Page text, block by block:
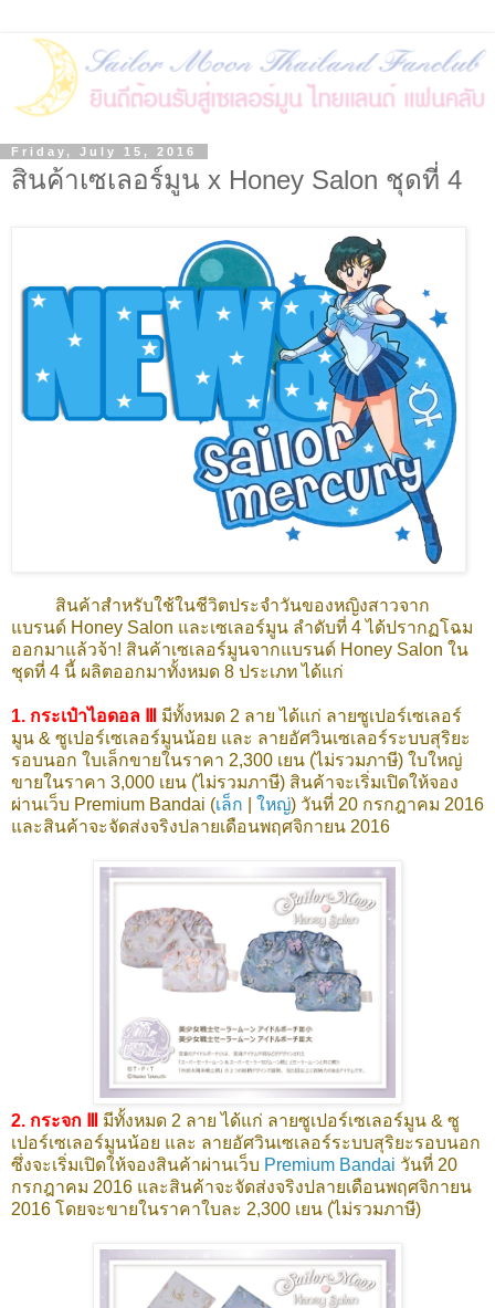
Friday, July 15, 2016
สินค้าเซเลอร์มูน x Honey Salon ชุดที่ 4
สินค้าสำหรับใช้ในชีวิตประจำวันของหญิงสาวจาก
แบรนด์ Honey Salon และเซเลอร์มูน ลำดับที่ 4 ได้ปรากฏโฉม
ออกมาแล้วจ้า! สินค้าเซเลอร์มูนจากแบรนด์ Honey Salon ใน
ชุดที่ 4 นี้ ผลิตออกมาทั้งหมด 8 ประเภท ได้แก่
1. กระเป๋าไอดอล Ⅲ
มีทั้งหมด 2 ลาย ได้แก่ ลายซูเปอร์เซเลอร์
มูน & ซูเปอร์เซเลอร์มูนน้อย และ ลายอัศวินเซเลอร์ระบบสุริยะ
รอบนอก ใบเล็กขายในราคา 2,300 เยน (ไม่รวมภาษี) ใบใหญ่
ขายในราคา 3,000 เยน (ไม่รวมภาษี) สินค้าจะเริ่มเปิดให้จอง
ผ่านเว็บ Premium Bandai (เล็ก ใหญ่) วันที่ 20 กรกฎาคม 2016
และสินค้าจะจัดส่งจริงปลายเดือนพฤศจิกายน 2016
2. กระจก Ⅲ
มีทั้งหมด 2 ลาย ได้แก่ ลายซูเปอร์เซเลอร์มูน & ซู
เปอร์เซเลอร์มูนน้อย และ ลายอัศวินเซเลอร์ระบบสุริยะรอบนอก
ซึ่งจะเริ่มเปิดให้จองสินค้าผ่านเว็บ Premium Bandai วันที่ 20
กรกฎาคม 2016 และสินค้าจะจัดส่งจริงปลายเดือนพฤศจิกายน
2016 โดยจะขายในราคาใบละ 2,300 เยน (ไม่รวมภาษี)